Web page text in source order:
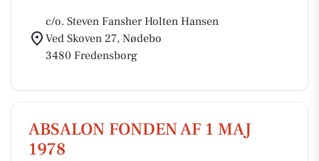
c/o. Steven Fansher Holten Hansen
Ved Skoven 27, Nødebo
3480 Fredensborg
ABSALON FONDEN AF 1 MAJ
1978